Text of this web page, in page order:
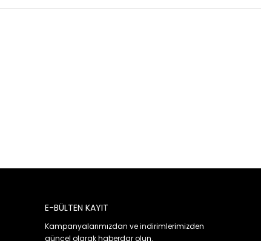
E-BÜLTEN KAYIT
Kampanyalarımızdan ve indirimlerimizden
güncel olarak haberdar olun.